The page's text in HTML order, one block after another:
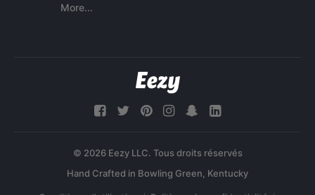
More...
© 2026 Eezy LLC. Tous droits réservés